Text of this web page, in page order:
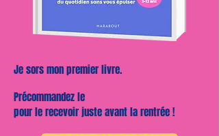
Je sors mon premier livre.
Précommandez le
pour le recevoir juste avant la rentrée !